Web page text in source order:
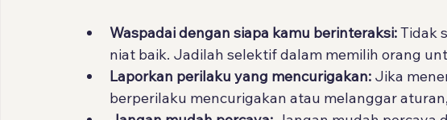
Waspadai dengan siapa kamu berinteraksi: Tidak
niat baik. Jadilah selektif dalam memilih orang
Laporkan perilaku yang mencurigakan: Jika
berperilaku mencurigakan atau melanggar